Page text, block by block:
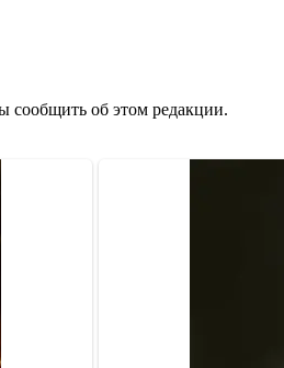
сообщить об этом редакции.